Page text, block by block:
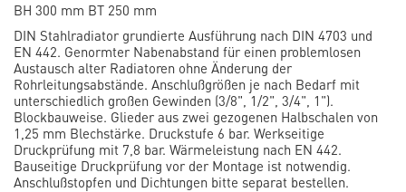
BH 300 mm BT 250 mm
DIN Stahlradiator grundierte Ausführung nach DIN 4703 und
EN 442. Genormter Nabenabstand für einen problemlosen
Austausch alter Radiatoren ohne Änderung der
Rohrleitungsabstände. Anschlußgrößen je nach Bedarf mit
unterschiedlich großen Gewinden (3/8", 1/2", 3/4", 1").
Blockbauweise. Glieder aus zwei gezogenen Halbschalen von
1,25 mm Blechstärke. Druckstufe 6 bar. Werkseitige
Druckprüfung mit 7,8 bar. Wärmeleistung nach EN 442.
Bauseitige Druckprüfung vor der Montage ist notwendig.
Anschlußstopfen und Dichtungen bitte separat bestellen.